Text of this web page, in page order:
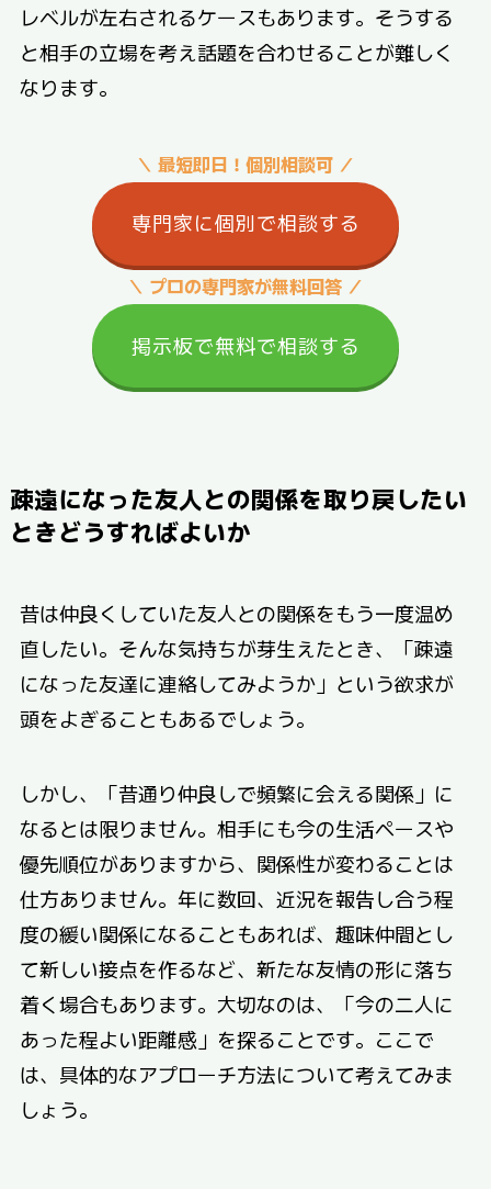
レベルが左右されるケースもあります。そうする
と相手の立場を考え話題を合わせることが難しく
なります。
＼ 最短即日！個別相談可 ／
専門家に個別で相談する
＼ プロの専門家が無料回答 ／
掲示板で無料で相談する
疎遠になった友人との関係を取り戻したい
ときどうすればよいか
昔は仲良くしていた友人との関係をもう一度温め
直したい。そんな気持ちが芽生えたとき、「疎遠
になった友達に連絡してみようか」という欲求が
頭をよぎることもあるでしょう。
しかし、「昔通り仲良しで頻繁に会える関係」に
なるとは限りません。相手にも今の生活ペースや
優先順位がありますから、関係性が変わることは
仕方ありません。年に数回、近況を報告し合う程
度の緩い関係になることもあれば、趣味仲間とし
て新しい接点を作るなど、新たな友情の形に落ち
着く場合もあります。大切なのは、「今の二人に
あった程よい距離感」を探ることです。ここで
は、具体的なアプローチ方法について考えてみま
しょう。